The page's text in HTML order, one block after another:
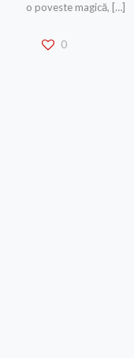
o poveste magică, […]
0